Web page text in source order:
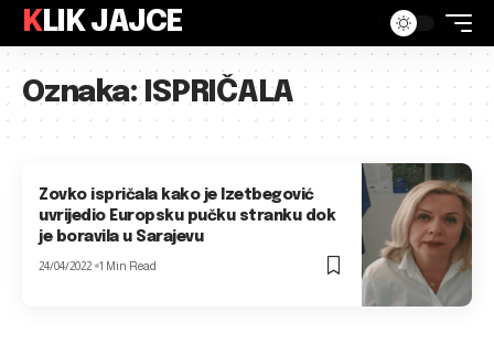
KLIK JAJCE
Oznaka:ISPRIČALA
Zovko ispričala kako je Izetbegović
uvrijedio Europsku pučku stranku dok
je boravila u Sarajevu
24/04/2022 1 Min Read